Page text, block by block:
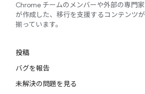
Chrome チームのメンバーや外部の専門家
が作成した、移行を支援するコンテンツが
揃っています。
投稿
バグを報告
未解決の問題を見る